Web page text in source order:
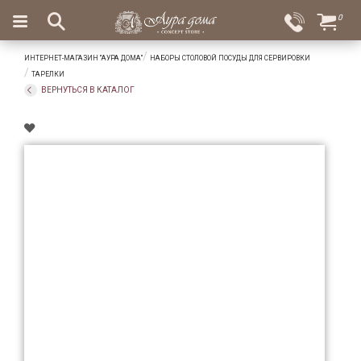
Вход
Избранное
×
Салоны
Доставка
Оплата
Ароматы
0
ИНТЕРНЕТ-МАГАЗИН "АУРА ДОМА"
НАБОРЫ СТОЛОВОЙ ПОСУДЫ ДЛЯ СЕРВИРОВКИ
ТАРЕЛКИ
ВЕРНУТЬСЯ В КАТАЛОГ